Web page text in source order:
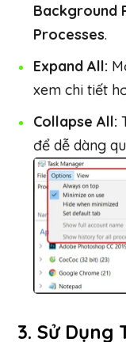
Background
Processes.
Expand All:
xem chi tiết
Collapse All:
để dễ dàng
3. Sử Dụng